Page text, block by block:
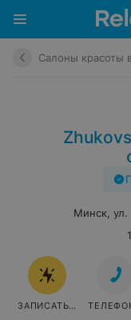
Салоны красоты
Минск,
ЗАПИСАТЬСЯ